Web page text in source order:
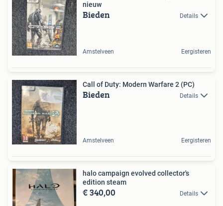
nieuw
Bieden Details
Amstelveen Eergisteren
Call of Duty: Modern Warfare 2 (PC)
Bieden Details
Amstelveen Eergisteren
halo campaign evolved collector's
edition steam
€ 340,00 Details